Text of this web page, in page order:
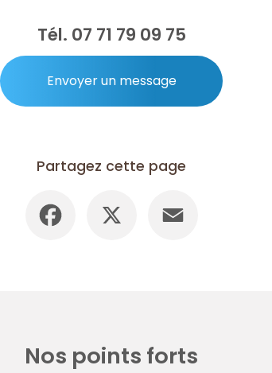
Tél. 07 71 79 09 75
Envoyer un message
Partagez cette page
Nos points forts